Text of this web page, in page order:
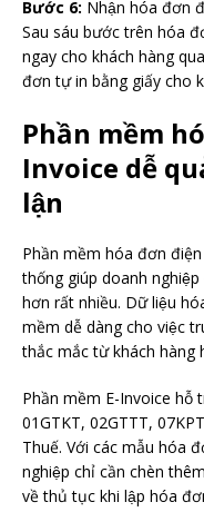
Bước 6: Nhận hóa đơn
Sau sáu bước trên hóa
ngay cho khách hàng
đơn tự in bằng giấy cho
Phần mềm
Invoice dễ
lận
Phần mềm hóa đơn
thống giúp doanh
hơn rất nhiều. Dữ liệu
mềm dễ dàng cho việc
thắc mắc từ khách hàng
Phần mềm E-Invoice
01GTKT, 02GTTT,
Thuế. Với các mẫu hóa
nghiệp chỉ cần chèn
về thủ tục khi lập hóa